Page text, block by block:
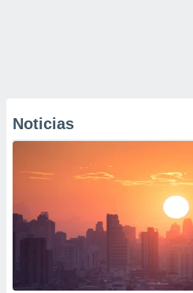
Noticias